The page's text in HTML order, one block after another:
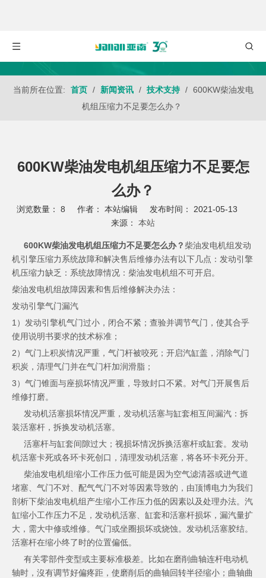
当前所在位置: 首页 / 新闻资讯 / 技术支持 / 600KW柴油发电
机组压缩力不足要怎么办？
600KW柴油发电机组压缩力不足要怎
么办？
浏览数量： 8 作者： 本站编辑 发布时间： 2021-05-13
来源： 本站
["wechat","weibo","qzone","douban","email"]
600KW柴油发电机组压缩力不足要怎么办？ 柴油发电机组发动
机引擎压缩力系统故障和解决售后维修办法有以下几点：发动引擎
机压缩力缺乏：系统故障情况：柴油发电机组不可开启。
柴油发电机组故障因素和售后维修解决办法：
发动引擎气门漏汽
1）发动引擎机气门过小，闭合不紧；查验并调节气门，使其合乎
使用说明书要求的技术标准；
2）气门上积炭情况严重，气门杆被咬死；开启汽缸盖，消除气门
积炭，清理气门并在气门杆加润滑脂；
3）气门锥面与座损坏情况严重，导致封口不紧。对气门开展售后
维修打磨。
发动机活塞损坏情况严重，发动机活塞与缸套相互间漏汽：拆
装活塞杆，拆换发动机活塞。
活塞杆与缸套间隙过大；视损坏情况拆换活塞杆或缸套。发动
机活塞卡死或各环卡死创口，清理发动机活塞，将各环卡死分开。
柴油发电机组缩小工作压力低可能是因为空气滤清器或进气道
堵塞、气门不对、配气气门不对等因素导致的，由顶博电力为我们
剖析下柴油发电机组产生缩小工作压力低的因素以及处理办法。汽
缸缩小工作压力不足，发动机活塞、缸套和活塞杆损坏，漏汽量扩
大，需大中修或维修。气门或坐圈损坏或烧蚀。发动机活塞胶结。
活塞杆在缩小终了时的位置偏低。
有关零部件变型或主要标准极差。比如在磨削曲轴连杆电动机
轴时，沒有调节好偏疼距，使磨削后的曲轴回转半径缩小；曲轴曲